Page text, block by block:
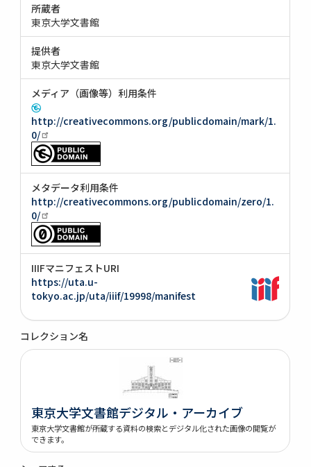
所蔵者
東京大学文書館
提供者
東京大学文書館
メディア（画像等）利用条件
http://creativecommons.org/publicdomain/mark/1.
0/
メタデータ利用条件
http://creativecommons.org/publicdomain/zero/1.
0/
IIIFマニフェストURI
https://uta.u-
tokyo.ac.jp/uta/iiif/19998/manifest
コレクション名
東京大学文書館デジタル・アーカイブ
東京大学文書館が所蔵する資料の検索とデジタル化された画像の閲覧が
できます。